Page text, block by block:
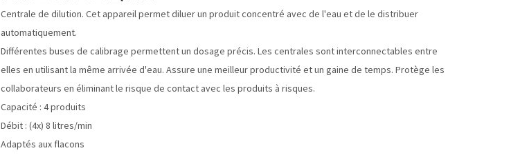
Centrale de dilution. Cet appareil permet diluer un produit concentré avec de l'eau et de le distribuer
automatiquement.
Différentes buses de calibrage permettent un dosage précis. Les centrales sont interconnectables entre
elles en utilisant la même arrivée d'eau. Assure une meilleur productivité et un gaine de temps. Protège les
collaborateurs en éliminant le risque de contact avec les produits à risques.
Capacité : 4 produits
Débit : (4x) 8 litres/min
Adaptés aux flacons